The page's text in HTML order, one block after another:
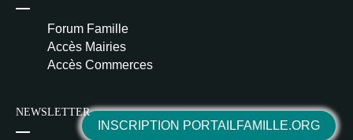
INSCRIPTION PORTAILFAMILLE.ORG
Forum Famille
Accès Mairies
Accès Commerces
NEWSLETTER